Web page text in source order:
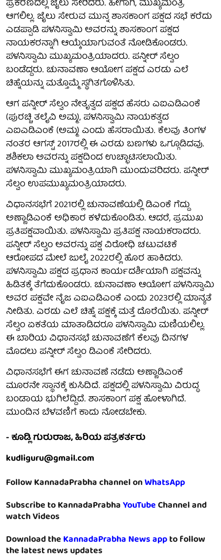
ಪ್ರಕರಣದಲ್ಲಿ ಜೈಲು ಸೇರಿದರು. ಹೀಗಾಗಿ, ಮುಖ್ಯಮಂತ್ರಿ
ಆಗಲಿಲ್ಲ. ಜೈಲು ಸೇರುವ ಮುನ್ನ ಶಾಸಕಾಂಗ ಪಕ್ಷದ ಸಭೆ ಕರೆದು
ಎಡಪ್ಪಾಡಿ ಪಳನಿಸ್ವಾಮಿ ಅವರನ್ನು ಶಾಸಕಾಂಗ ಪಕ್ಷದ
ನಾಯಕರನ್ನಾಗಿ ಆಯ್ಕೆಯಾಗುವಂತೆ ನೋಡಿಕೊಂಡರು.
ಪಳನಿಸ್ವಾಮಿ ಮುಖ್ಯಮಂತ್ರಿಯಾದರು. ಪನ್ನೀರ್‌ ಸೆಲ್ವಂ
ಬಂಡೆದ್ದರು. ಚುನಾವಣಾ ಆಯೋಗ ಪಕ್ಷದ ಎರಡು ಎಲೆ
ಚಿಹ್ನೆಯನ್ನು ಮತ್ತೊಮ್ಮೆ ಸ್ಥಗಿತಗೊಳಿಸಿತು.
ಆಗ ಪನ್ನೀರ್‌ ಸೆಲ್ವಂ ನೇತೃತ್ವದ ಪಕ್ಷದ ಹೆಸರು ಎಐಎಡಿಎಂಕೆ
(ಪುರಚ್ಚಿ ತಲೈವಿ ಅಮ್ಮ), ಪಳನಿಸ್ವಾಮಿ ನಾಯಕತ್ವದ
ಎಐಎಡಿಎಂಕೆ (ಅಮ್ಮ) ಎಂದು ಹೆಸರಾಯಿತು. ಕೆಲವು ತಿಂಗಳ
ನಂತರ ಆಗಸ್ಟ್‌ 2017ರಲ್ಲಿ ಈ ಎರಡು ಬಣಗಳು ಒಗ್ಗೂಡಿದವು.
ಶಶಿಕಲಾ ಅವರನ್ನು ಪಕ್ಷದಿಂದ ಉಚ್ಛಾಟಿಸಲಾಯಿತು.
ಪಳನಿಸ್ವಾಮಿ ಮುಖ್ಯಮಂತ್ರಿಯಾಗಿ ಮುಂದುವರಿದರು. ಪನ್ನೀರ್‌
ಸೆಲ್ವಂ ಉಪಮುಖ್ಯಮಂತ್ರಿಯಾದರು.
ವಿಧಾನಸಭೆಗೆ 2021ರಲ್ಲಿ ಚುನಾವಣೆಯಲ್ಲಿ ಡಿಎಂಕೆ ಗೆದ್ದು
ಅಣ್ಣಾಡಿಎಂಕೆ ಅಧಿಕಾರ ಕಳೆದುಕೊಂಡಿತು. ಆದರೆ, ಪ್ರಮುಖ
ಪ್ರತಿಪಕ್ಷವಾಯಿತು. ಪಳನಿಸ್ವಾಮಿ ಪ್ರತಿಪಕ್ಷ ನಾಯಕರಾದರು.
ಪನ್ನೀರ್ ಸೆಲ್ವಂ ಅವರನ್ನು ಪಕ್ಷ ವಿರೋಧಿ ಚಟುವಟಿಕೆ
ಆರೋಪದ ಮೇಲೆ ಜುಲೈ 2022ರಲ್ಲಿ ಹೊರ ಹಾಕಿದರು.
ಪಳನಿಸ್ವಾಮಿ ಪಕ್ಷದ ಪ್ರಧಾನ ಕಾರ್ಯದರ್ಶಿಯಾಗಿ ಪಕ್ಷವನ್ನು
ಹಿಡಿತಕ್ಕೆ ತೆಗೆದುಕೊಂಡರು. ಚುನಾವಣಾ ಆಯೋಗ ಪಳನಿಸ್ವಾಮಿ
ಅವರ ಪಕ್ಷವೇ ನೈಜ ಎಐಎಡಿಎಂಕೆ ಎಂದು 2023ರಲ್ಲಿ ಮಾನ್ಯತೆ
ನೀಡಿತು. ಎರಡು ಎಲೆ ಚಿಹ್ನೆ ಪಕ್ಷಕ್ಕೆ ಮತ್ತೆ ದೊರೆಯಿತು. ಪನ್ನೀರ್‌
ಸೆಲ್ವಂ ಏಕತೆಯ ಮಾತಾಡಿದರೂ ಪಳನಿಸ್ವಾಮಿ ಮಣಿಯಲಿಲ್ಲ.
ಈ ಬಾರಿಯ ವಿಧಾನಸಭೆ ಚುನಾವಣೆಗೆ ಕೆಲವು ದಿನಗಳ
ಮೊದಲು ಪನ್ನೀರ್‌ ಸೆಲ್ವಂ ಡಿಎಂಕೆ ಸೇರಿದರು.
ವಿಧಾನಸಭೆಗೆ ಈಗ ಚುನಾವಣೆ ನಡೆದು ಅಣ್ಣಾಡಿಎಂಕೆ
ಮೂರನೇ ಸ್ಥಾನಕ್ಕೆ ಕುಸಿದಿದೆ. ಪಕ್ಷದಲ್ಲಿ ಪಳನಿಸ್ವಾಮಿ ವಿರುದ್ಧ
ಬಂಡಾಯ ಭುಗಿಲೆದ್ದಿದೆ. ಶಾಸಕಾಂಗ ಪಕ್ಷ ಹೋಳಾಗಿದೆ.
ಮುಂದಿನ ಬೆಳವಣಿಗೆ ಕಾದು ನೋಡಬೇಕು.
- ಕೂಡ್ಲಿ ಗುರುರಾಜ, ಹಿರಿಯ ಪತ್ರಕರ್ತರು
kudliguru@gmail.com
Follow KannadaPrabha channel onWhatsApp
Subscribe to KannadaPrabhaYouTubeChannel and
watch Videos
Download theKannadaPrabha News appto follow
the latest news updates